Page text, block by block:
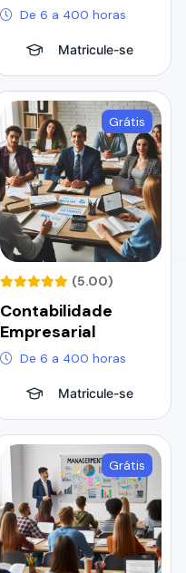
De 6 a 400 horas
Matricule-se
Grátis
(5.00)
Contabilidade
Empresarial
De 6 a 400 horas
Matricule-se
Grátis